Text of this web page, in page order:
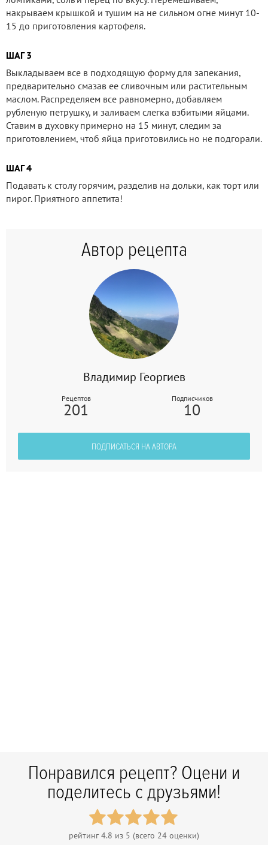
накрываем крышкой и тушим на не сильном огне минут 10-
15 до приготовления картофеля.
ШАГ 3
Выкладываем все в подходящую форму для запекания,
предварительно смазав ее сливочным или растительным
маслом. Распределяем все равномерно, добавляем
рубленую петрушку, и заливаем слегка взбитыми яйцами.
Ставим в духовку примерно на 15 минут, следим за
приготовлением, чтоб яйца приготовились но не подгорали.
ШАГ 4
Подавать к столу горячим, разделив на дольки, как торт или
пирог. Приятного аппетита!
Автор рецепта
Владимир Георгиев
Рецептов
201
Подписчиков
10
ПОДПИСАТЬСЯ НА АВТОРА
Понравился рецепт? Оцени и
поделитесь с друзьями!
рейтинг4.8 из 5 (всего 24 оценки)